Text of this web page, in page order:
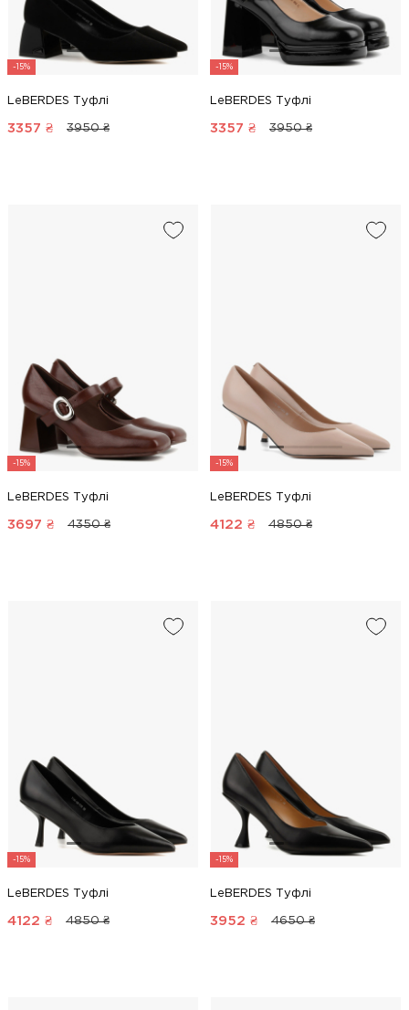
-15%
LeBERDES Туфлі
3357 ₴ 3950 ₴
-15%
LeBERDES Туфлі
3357 ₴ 3950 ₴
-15%
LeBERDES Туфлі
3697 ₴ 4350 ₴
-15%
LeBERDES Туфлі
4122 ₴ 4850 ₴
-15%
LeBERDES Туфлі
4122 ₴ 4850 ₴
-15%
LeBERDES Туфлі
3952 ₴ 4650 ₴